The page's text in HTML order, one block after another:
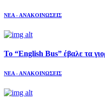
ΝΕΑ - ΑΝΑΚΟΙΝΩΣΕΙΣ
Το “English Bus” έβαλε τα
ΝΕΑ - ΑΝΑΚΟΙΝΩΣΕΙΣ